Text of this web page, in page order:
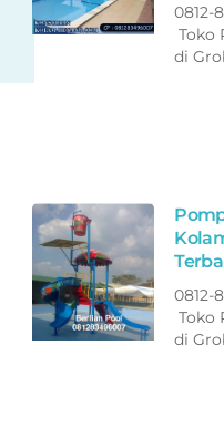
0812-
Toko
di
0812-
Toko
di